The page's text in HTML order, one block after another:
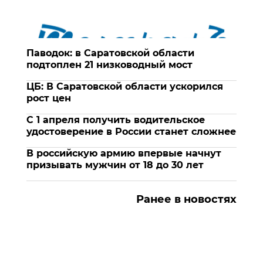
Паводок: в Саратовской области
подтоплен 21 низководный мост
ЦБ: В Саратовской области ускорился
рост цен
С 1 апреля получить водительское
удостоверение в России станет сложнее
В российскую армию впервые начнут
призывать мужчин от 18 до 30 лет
Ранее в новостях